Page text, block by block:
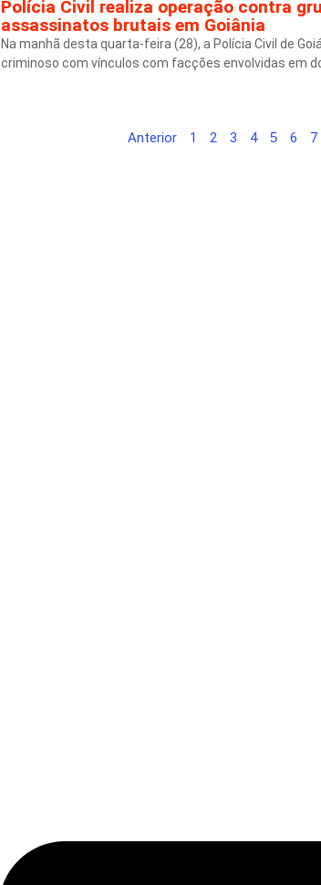
Polícia Civil realiza operação contra
assassinatos brutais em Goiânia
Na manhã desta quarta-feira (28), a Polícia Civil de
criminoso com vínculos com facções envolvidas em
Anterior 1 2 3 4 5 6 7